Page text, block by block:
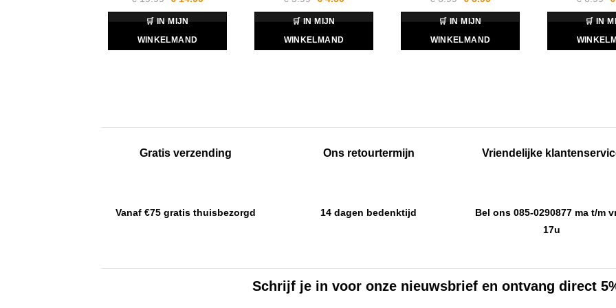
was:
€ 19.99.
🛒 IN MIJN
WINKELMAND
was:
€ 5.99.
🛒 IN MIJN
WINKELMAND
was:
€ 6.99.
🛒 IN MIJN
WINKELMAND
€
🛒 IN
Gratis verzending
Vanaf €75 gratis thuisbezorgd
Ons retourtermijn
14 dagen bedenktijd
Vriendelijke
Bel ons 085-0290877 ma t/m
17u
Schrijf je in voor onze nieuwsbrief en ontvang direct